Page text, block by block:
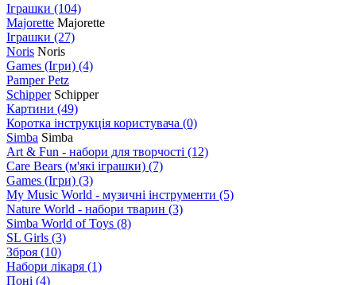
Іграшки (104)
Majorette Majorette
Іграшки (27)
Noris Noris
Games (Ігри) (4)
Pamper Petz
Schipper Schipper
Картини (49)
Коротка інструкція користувача (0)
Simba Simba
Art & Fun - набори для творчості (12)
Care Bears (м'які іграшки) (7)
Games (Ігри) (3)
My Music World - музичні інструменти (5)
Nature World - набори тварин (3)
Simba World of Toys (8)
SL Girls (3)
Зброя (10)
Набори лікаря (1)
Поні (4)